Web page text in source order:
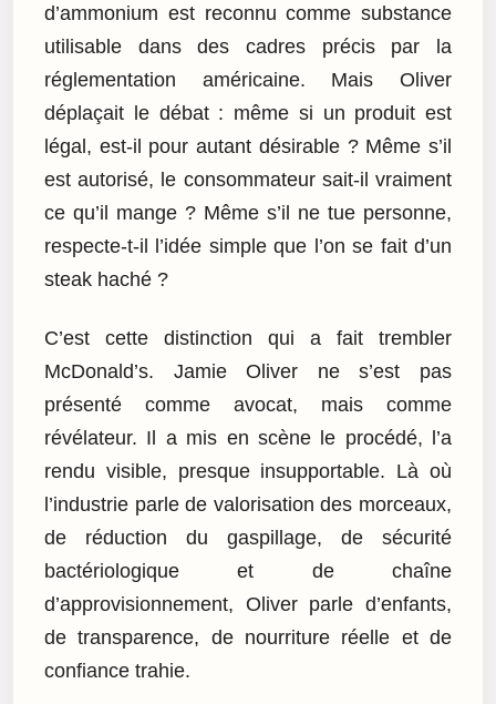
d’ammonium est reconnu comme substance
utilisable dans des cadres précis par la
réglementation américaine. Mais Oliver
déplaçait le débat : même si un produit est
légal, est-il pour autant désirable ? Même s’il
est autorisé, le consommateur sait-il vraiment
ce qu’il mange ? Même s’il ne tue personne,
respecte-t-il l’idée simple que l’on se fait d’un
steak haché ?
C’est cette distinction qui a fait trembler
McDonald’s. Jamie Oliver ne s’est pas
présenté comme avocat, mais comme
révélateur. Il a mis en scène le procédé, l’a
rendu visible, presque insupportable. Là où
l’industrie parle de valorisation des morceaux,
de réduction du gaspillage, de sécurité
bactériologique et de chaîne
d’approvisionnement, Oliver parle d’enfants,
de transparence, de nourriture réelle et de
confiance trahie.